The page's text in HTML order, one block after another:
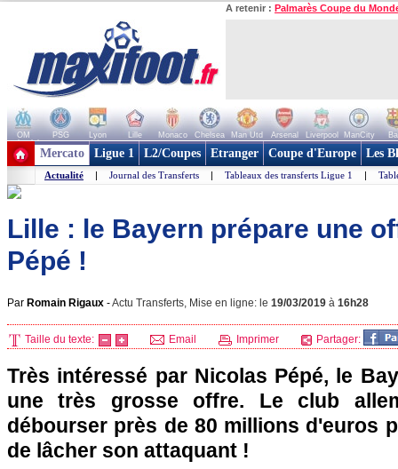
A retenir : Palmarès Coupe du
OM PSG Lyon Lille Monaco Chelsea Man Utd Arsenal Liverpool ManCity
+ de clubs
Mercato Ligue 1 L2/Coupes Etranger Coupe d'Europe Les
Actualité | Journal des Transferts | Tableaux des transferts Ligue 1 |
Lille : le Bayern prépare une
Pépé !
Par Romain Rigaux -Actu Transferts, Mise en ligne: le 19/03/2019 à 16h28
Taille du texte: Email Imprimer Partager:
Très intéressé par Nicolas Pépé, le
une très grosse offre. Le club
débourser près de 80 millions d'euros
de lâcher son attaquant !